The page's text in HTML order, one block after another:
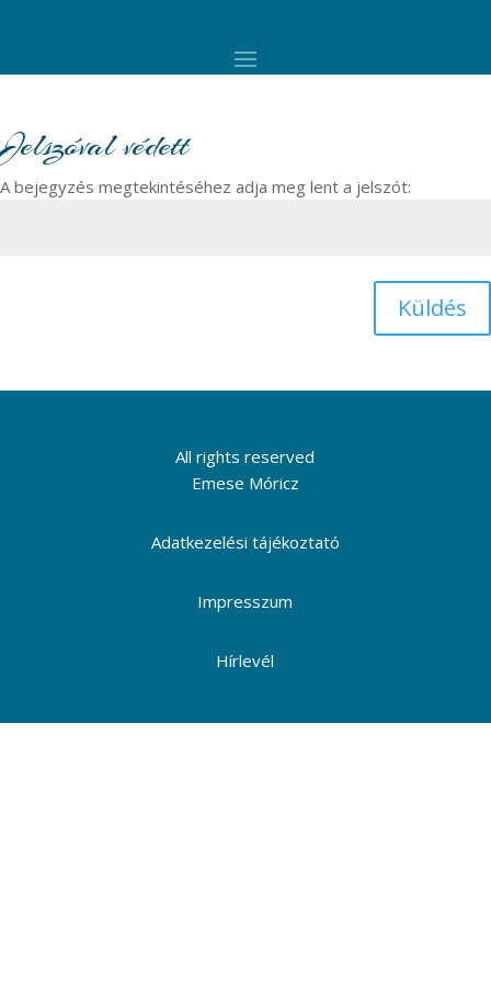
Jelszóval védett
A bejegyzés megtekintéséhez adja meg lent a jelszót:
Küldés
All rights reserved
Emese Móricz
Adatkezelési tájékoztató
Impresszum
Hírlevél